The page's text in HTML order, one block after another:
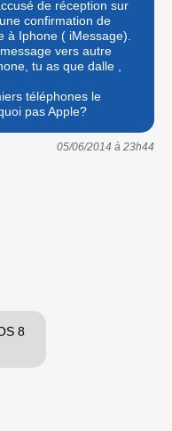
de réception sur
confirmation de
à Iphone ( iMessage).
vers autre
tu as que dalle ,
téléphones le
pas Apple?
05/06/2014 à 23h44
8